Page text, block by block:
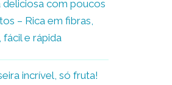
deliciosa com poucos
– Rica em fibras,
fácil e rápida
incrível, só fruta!